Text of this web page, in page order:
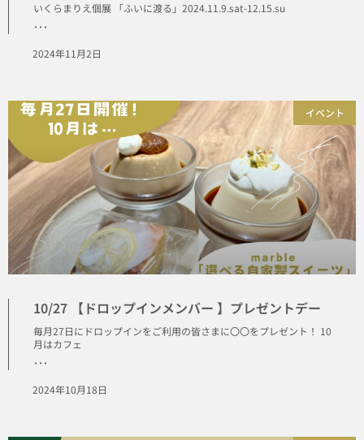
いくらまりえ個展 「ふいに渡る」2024.11.9.sat-12.15.su
･･･
2024年11月2日
イベント
10/27 【ドロップインメンバー 】プレゼントデー
毎月27日にドロップインをご利用の皆さまに〇〇をプレゼント！ 10
月はカフェ
･･･
2024年10月18日